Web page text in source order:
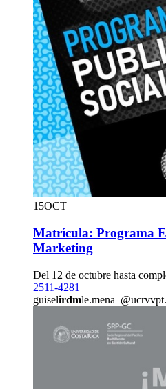
15OCT
Matrícula: Programa
Marketing
Del 12 de octubre hasta
2511-4281
guiselirdmle.mena @ucrvvpt